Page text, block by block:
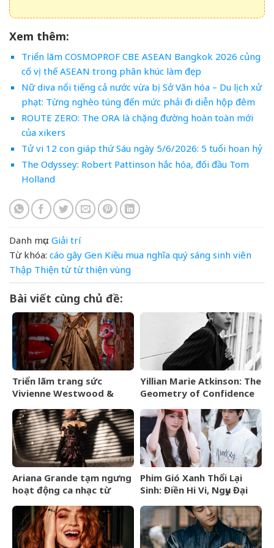
Xem thêm:
Triển lãm COSMOPROF CBE ASEAN Bangkok 2026 củng
cố vị thế ASEAN trong phân khúc làm đẹp
Nữ diva nổi tiếng cả nước vừa bị Sở Văn hóa – Du lịch xử
phạt: Từng nghèo túng đến mức phải đi diễn hộp đêm
ROUTE ZERO: The ORA là chặng đường hoàn toàn mới
của xikers
Tử vi 12 con giáp thứ Sáu ngày 5/6/2026: 5 tuổi hoan hỷ
The Odyssey: Robert Pattinson hắc hóa, đối đầu Tom
Holland
Danh mục: Giải trí
Từ khóa: cáo gây Gen Kiều mua nghĩa quý sáng sinh viên
Thập Thiện từ từ thiện vùng
Bài viết cùng chủ đề:
Triển lãm trang sức
Vivienne Westwood &
vào tháng 9/2026
Yillian Marie Atkinson: The
Geometry of Confidence
Ariana Grande tạm ngưng
hoạt động ca nhạc từ
Phim Gió Xanh Thổi Lại
Sinh: Điền Hi Vi, Ngụy Đại
thượng lưu